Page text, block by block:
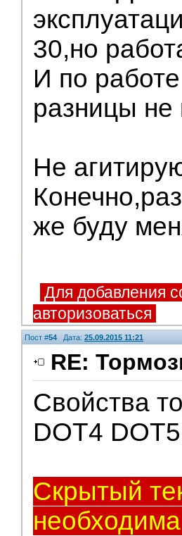
30,но
И по
разницы не
Не
же буду
Для добавления
авторизоваться
Пост #54Дата: 25.09.2015 11:21
RE:
Свойства
DOT4
Скрытый